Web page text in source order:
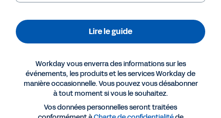
Lire le guide
Workday vous enverra des informations sur les
événements, les produits et les services Workday de
manière occasionnelle. Vous pouvez vous désabonner
à tout moment si vous le souhaitez.
Vos données personnelles seront traitées